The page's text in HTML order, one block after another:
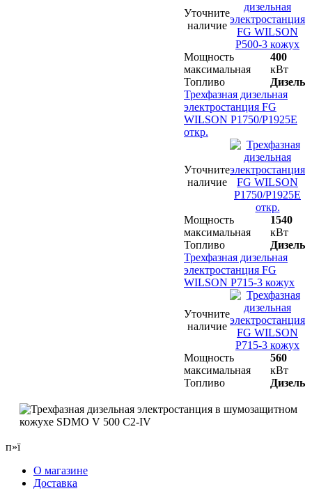
Уточните
наличие
Мощность
максимальная
400
кВт
Топливо
Дизель
Трехфазная дизельная
электростанция FG
WILSON P1750/P1925E
откр.
Уточните
наличие
Мощность
максимальная
1540
кВт
Топливо
Дизель
Трехфазная дизельная
электростанция FG
WILSON P715-3 кожух
Уточните
наличие
Мощность
максимальная
560
кВт
Топливо
Дизель
п»ї
О магазине
Доставка